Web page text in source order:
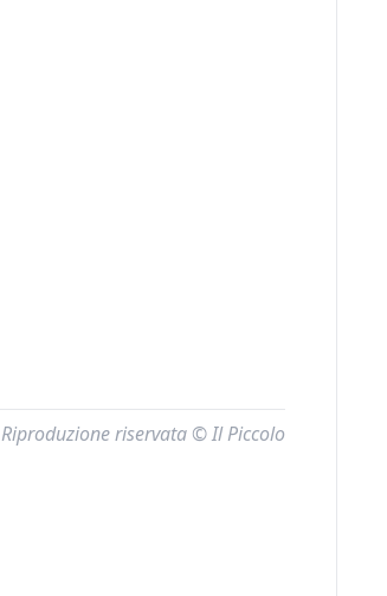
Riproduzione riservata © Il Piccolo